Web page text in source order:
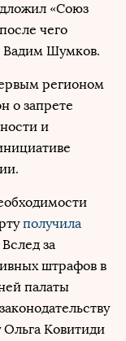
«Союз
чего
Вадим Шумков.
регионом
о запрете
и
получила
за
штрафов в
палаты
Ольга Ковитиди